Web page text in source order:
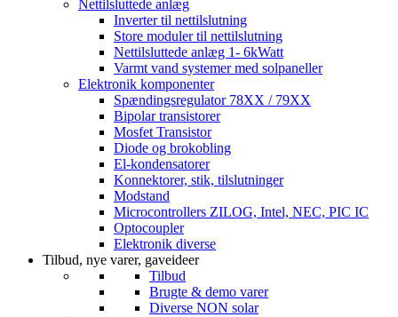
Nettilsluttede anlæg
Inverter til nettilslutning
Store moduler til nettilslutning
Nettilsluttede anlæg 1- 6kWatt
Varmt vand systemer med solpaneller
Elektronik komponenter
Spændingsregulator 78XX / 79XX
Bipolar transistorer
Mosfet Transistor
Diode og brokobling
El-kondensatorer
Konnektorer, stik, tilslutninger
Modstand
Microcontrollers ZILOG, Intel, NEC, PIC IC
Optocoupler
Elektronik diverse
Tilbud, nye varer, gaveideer
Tilbud
Brugte & demo varer
Diverse NON solar